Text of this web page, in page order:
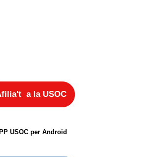
a la USOC
USOC per Android